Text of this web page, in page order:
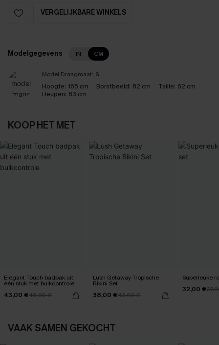
VERGELIJKBARE WINKELS
Modelgegevens IN CM
Model Draagmaat: S
Hoogte: 165 cm Borstbeeld: 82 cm Taille: 62 cm
Heupen: 83 cm
KOOP HET MET
Elegant Touch badpak uit
één stuk met buikcontrole
43,00 €48,00 €
Lush Getaway Tropische
Bikini Set
38,00 €43,00 €
Superleuke
32,00 €
VAAK SAMEN GEKOCHT